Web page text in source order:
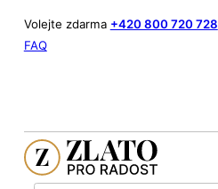
Volejte zdarma +420 800 720 728
FAQ